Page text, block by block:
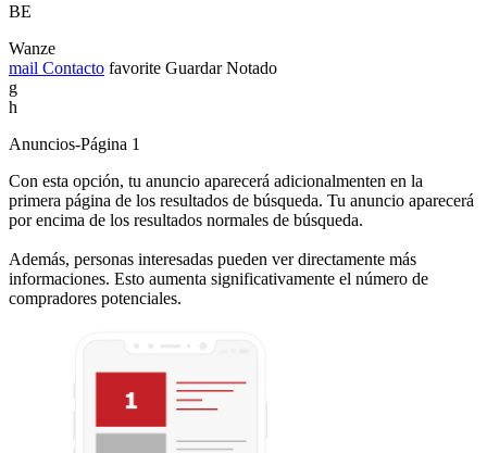
BE
Wanze
mail Contacto favorite Guardar Notado
g
h
Anuncios-Página 1
Con esta opción, tu anuncio aparecerá adicionalmenten en la
primera página de los resultados de búsqueda. Tu anuncio aparecerá
por encima de los resultados normales de búsqueda.
Además, personas interesadas pueden ver directamente más
informaciones. Esto aumenta significativamente el número de
compradores potenciales.